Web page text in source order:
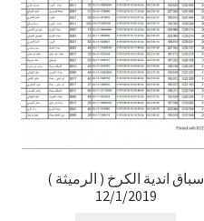
سباق اندية الكرخ ( الرميثة )
12/1/2019